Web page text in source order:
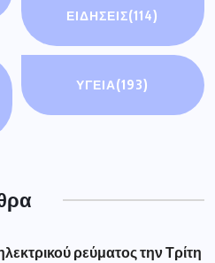
ΕΙΔΉΣΕΙΣ(114)
ΥΓΕΙΑ(193)
ρεύματος την Τρίτη